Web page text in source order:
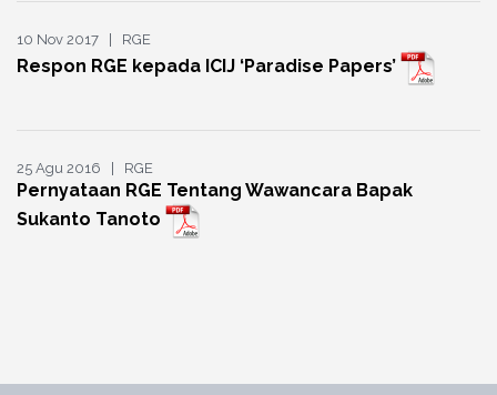
10 Nov 2017 | RGE
Respon RGE kepada ICIJ ‘Paradise Papers’
25 Agu 2016 | RGE
Pernyataan RGE Tentang Wawancara Bapak
Sukanto Tanoto